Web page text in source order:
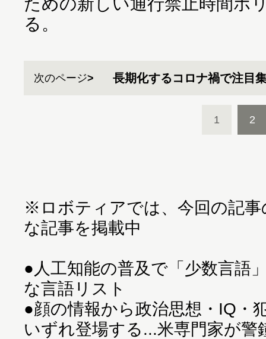
る。
次のページ 長期化するコロナ禍で注目
1 2
※ロボティアでは、今回の記
な記事を掲載中
● 人工知能の普及で「少数言語
な言語リスト
●顔の情報から政治思想・IQ・
いずれ登場する...米専門家が警